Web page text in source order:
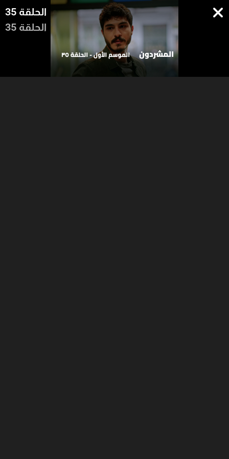
الحلقة 35
الحلقة 35